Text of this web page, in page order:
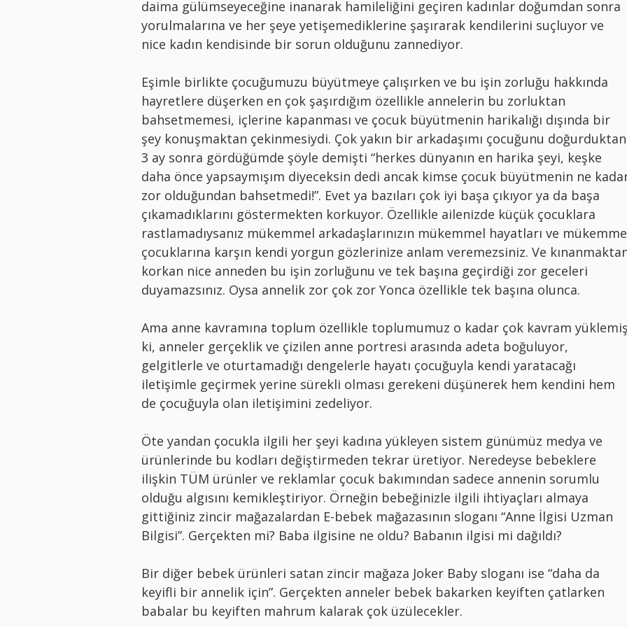
daima gülümseyeceğine inanarak hamileliğini geçiren kadınlar doğumdan sonra
yorulmalarına ve her şeye yetişemediklerine şaşırarak kendilerini suçluyor ve
nice kadın kendisinde bir sorun olduğunu zannediyor.
Eşimle birlikte çocuğumuzu büyütmeye çalışırken ve bu işin zorluğu hakkında
hayretlere düşerken en çok şaşırdığım özellikle annelerin bu zorluktan
bahsetmemesi, içlerine kapanması ve çocuk büyütmenin harikalığı dışında bir
şey konuşmaktan çekinmesiydi. Çok yakın bir arkadaşımı çocuğunu doğurduktan
3 ay sonra gördüğümde şöyle demişti “herkes dünyanın en harika şeyi, keşke
daha önce yapsaymışım diyeceksin dedi ancak kimse çocuk büyütmenin ne
zor olduğundan bahsetmedi!”. Evet ya bazıları çok iyi başa çıkıyor ya da başa
çıkamadıklarını göstermekten korkuyor. Özellikle ailenizde küçük çocuklara
rastlamadıysanız mükemmel arkadaşlarınızın mükemmel hayatları ve
çocuklarına karşın kendi yorgun gözlerinize anlam veremezsiniz. Ve
korkan nice anneden bu işin zorluğunu ve tek başına geçirdiği zor geceleri
duyamazsınız. Oysa annelik zor çok zor Yonca özellikle tek başına olunca.
Ama anne kavramına toplum özellikle toplumumuz o kadar çok kavram
ki, anneler gerçeklik ve çizilen anne portresi arasında adeta boğuluyor,
gelgitlerle ve oturtamadığı dengelerle hayatı çocuğuyla kendi yaratacağı
iletişimle geçirmek yerine sürekli olması gerekeni düşünerek hem kendini hem
de çocuğuyla olan iletişimini zedeliyor.
Öte yandan çocukla ilgili her şeyi kadına yükleyen sistem günümüz medya ve
ürünlerinde bu kodları değiştirmeden tekrar üretiyor. Neredeyse bebeklere
ilişkin TÜM ürünler ve reklamlar çocuk bakımından sadece annenin sorumlu
olduğu algısını kemikleştiriyor. Örneğin bebeğinizle ilgili ihtiyaçları almaya
gittiğiniz zincir mağazalardan E-bebek mağazasının sloganı “Anne İlgisi Uzman
Bilgisi”. Gerçekten mi? Baba ilgisine ne oldu? Babanın ilgisi mi dağıldı?
Bir diğer bebek ürünleri satan zincir mağaza Joker Baby sloganı ise “daha da
keyifli bir annelik için”. Gerçekten anneler bebek bakarken keyiften çatlarken
babalar bu keyiften mahrum kalarak çok üzülecekler.